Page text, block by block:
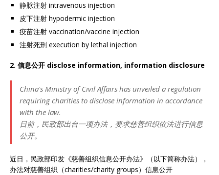
静脉注射 intravenous injection
皮下注射 hypodermic injection
疫苗注射 vaccination/vaccine injection
注射死刑 execution by lethal injection
2. 信息公开 disclose information, information disclosure
China's Ministry of Civil Affairs has unveiled a regulation
requiring charities to disclose information in accordance
with the law.
日前，民政部出台一项办法，要求慈善组织依法进行信息
公开。
近日，民政部印发《慈善组织信息公开办法》（以下简称办法），
办法对慈善组织（charities/charity groups）信息公开